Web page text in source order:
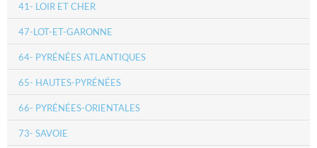
41- LOIR ET CHER
47-LOT-ET-GARONNE
64- PYRÉNÉES ATLANTIQUES
65- HAUTES-PYRÉNÉES
66- PYRÉNÉES-ORIENTALES
73- SAVOIE